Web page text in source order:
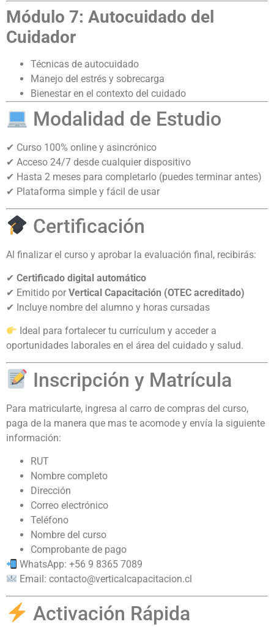
Módulo 7: Autocuidado del
Cuidador
Técnicas de autocuidado
Manejo del estrés y sobrecarga
Bienestar en el contexto del cuidado
Modalidad de Estudio
✔ Curso 100% online y asincrónico
✔ Acceso 24/7 desde cualquier dispositivo
✔ Hasta 2 meses para completarlo (puedes terminar antes)
✔ Plataforma simple y fácil de usar
Certificación
Al finalizar el curso y aprobar la evaluación final, recibirás:
✔ Certificado digital automático
✔ Emitido por Vertical Capacitación (OTEC acreditado)
✔ Incluye nombre del alumno y horas cursadas
Ideal para fortalecer tu currículum y acceder a
oportunidades laborales en el área del cuidado y salud.
Inscripción y Matrícula
Para matricularte, ingresa al carro de compras del curso,
paga de la manera que mas te acomode y envía la siguiente
información:
RUT
Nombre completo
Dirección
Correo electrónico
Teléfono
Nombre del curso
Comprobante de pago
WhatsApp: +56 9 8365 7089
Email:contacto@verticalcapacitacion.cl
Activación Rápida